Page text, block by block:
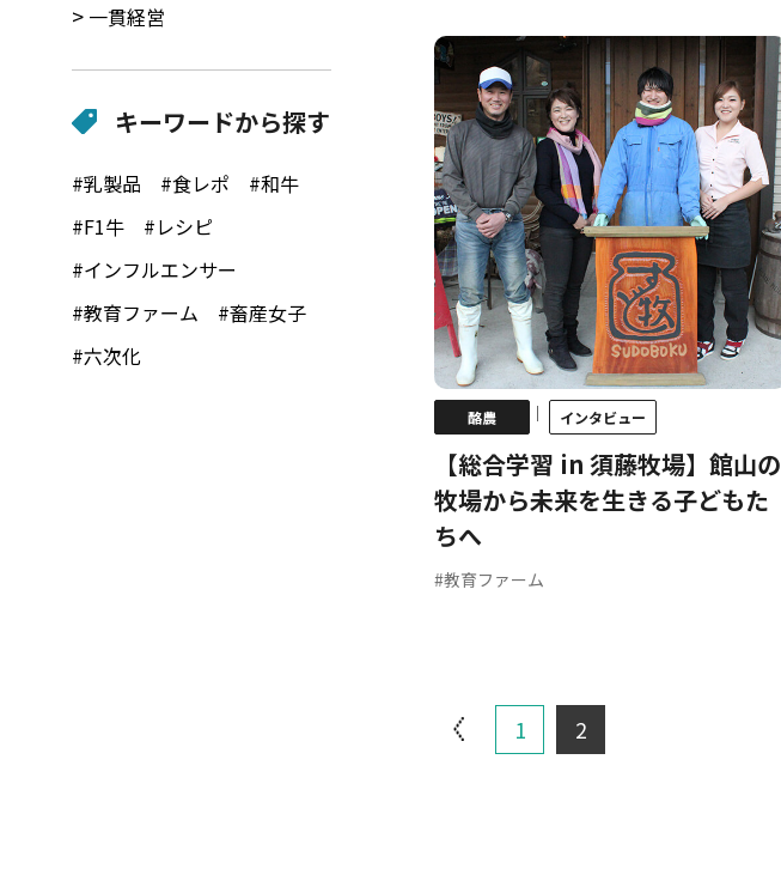
一貫経営
キーワードから探す
#乳製品 #食レポ
#和牛
#F1牛
#レシピ
#インフルエンサー
#教育ファーム
#畜産女子
#六次化
酪農 ｜ インタビュー
【総合学習 in 須藤牧場】館山の
牧場から未来を生きる子どもた
ちへ
#教育ファーム
1 2